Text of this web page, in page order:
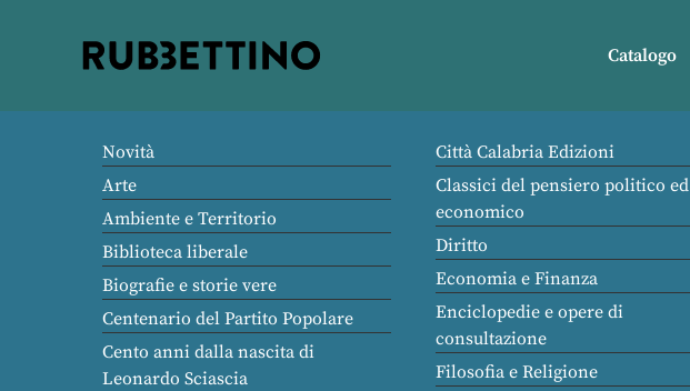
Catalogo
Novità
Arte
Ambiente e Territorio
Biblioteca liberale
Biografie e storie vere
Centenario del Partito Popolare
Cento anni dalla nascita di
Leonardo Sciascia
Città Calabria Edizioni
Classici del pensiero politico ed
economico
Diritto
Economia e Finanza
Enciclopedie e opere di
consultazione
Filosofia e Religione